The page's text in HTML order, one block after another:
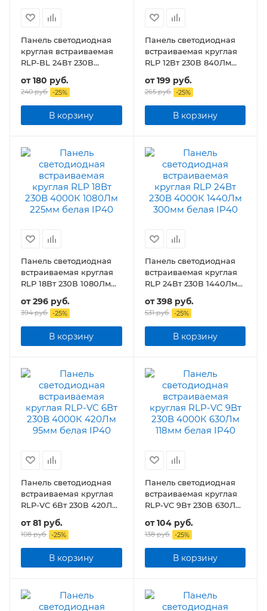
Панель светодиодная
круглая встраиваемая
RLP-BL 24Вт 230В
подсветкой белая
от180 руб.
240 руб. -25%
В корзину
Панель светодиодная
встраиваемая круглая
RLP 12Вт 230В 840Лм
от199 руб.
265 руб. -25%
В корзину
Панель светодиодная
встраиваемая круглая
RLP 18Вт 230В 1080Лм
от296 руб.
394 руб. -25%
В корзину
Панель светодиодная
встраиваемая круглая
RLP 24Вт 230В 1440Лм
от398 руб.
531 руб. -25%
В корзину
Панель светодиодная
встраиваемая круглая
RLP-VC 6Вт 230В 420Лм
от81 руб.
108 руб. -25%
В корзину
Панель светодиодная
встраиваемая круглая
RLP-VC 9Вт 230В 630Лм
от104 руб.
138 руб. -25%
В корзину